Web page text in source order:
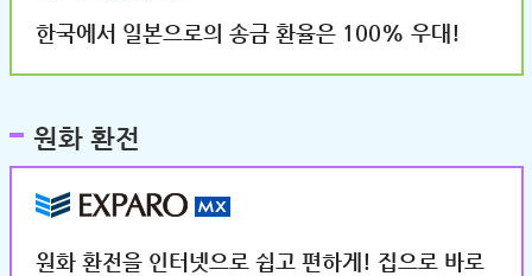
한국에서 일본으로의 송금 환율은 100% 우대!
원화 환전
원화 환전을 인터넷으로 쉽고 편하게! 집으로 바로